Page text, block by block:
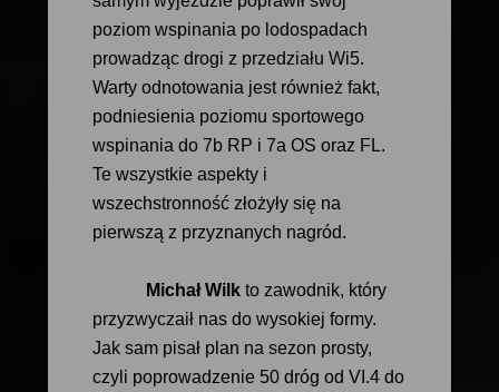
poziom wspinania po lodospadach
prowadząc drogi z przedziału Wi5.
Warty odnotowania jest również fakt,
podniesienia poziomu sportowego
wspinania do 7b RP i 7a OS oraz FL.
Te wszystkie aspekty i
wszechstronność złożyły się na
pierwszą z przyznanych nagród.
Michał Wilkto zawodnik, który
przyzwyczaił nas do wysokiej formy.
Jak sam pisał plan na sezon prosty,
czyli poprowadzenie 50 dróg od VI.4 do